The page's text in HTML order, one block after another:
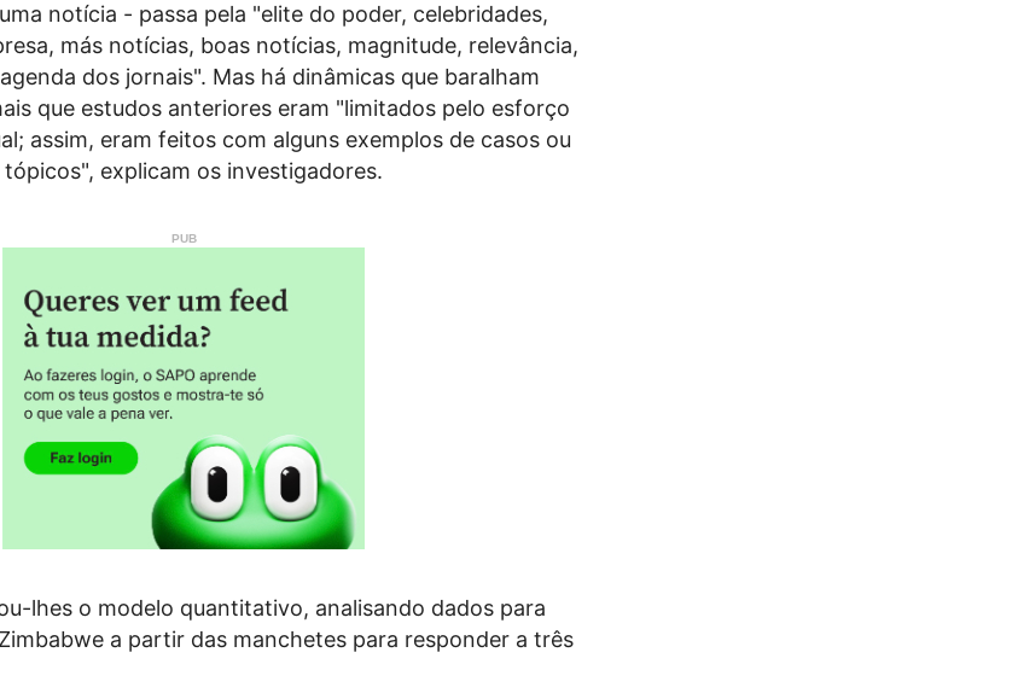
notícia - passa pela "elite do poder, celebridades,
más notícias, boas notícias, magnitude, relevância,
dos jornais". Mas há dinâmicas que baralham
que estudos anteriores eram "limitados pelo esforço
assim, eram feitos com alguns exemplos de casos ou
explicam os investigadores.
lhes o modelo quantitativo, analisando dados para
a partir das manchetes para responder a três